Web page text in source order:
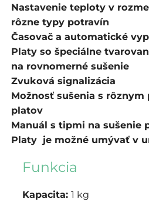
Nastavenie teploty v
rôzne typy potravín
Časovač a automatické
Platy so špeciálne
na rovnomerné sušenie
Zvuková signalizácia
Možnosť sušenia s rôznym
platov
Manuál s tipmi na sušenie
Platy je možné umývať v
Funkcia
Kapacita: 1 kg